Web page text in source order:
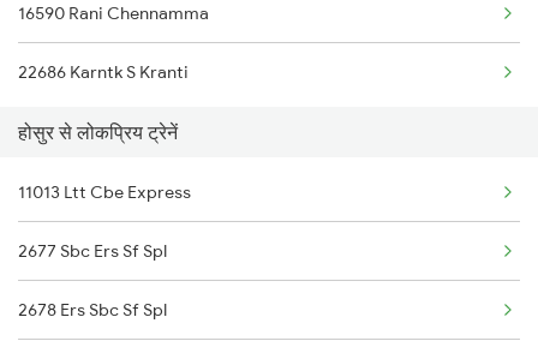
Hosur to Attur Trains
Hosur to Aluva Trains
Hosur to Vadakara Trains
16590 Rani Chennamma
22686 Karntk S Kranti
होसुर से लोकप्रिय ट्रेनें
11013 Ltt Cbe Express
2677 Sbc Ers Sf Spl
2678 Ers Sbc Sf Spl